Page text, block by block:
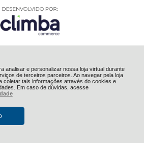
analisar e personalizar nossa loja virtual durante
de terceiros parceiros. Ao navegar pela loja
coletar tais informações através do cookies e
Em caso de dúvidas, acesse